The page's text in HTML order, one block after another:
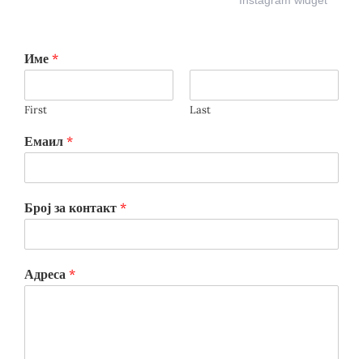
Име *
First Last
Емаил *
Број за контакт *
Адреса *